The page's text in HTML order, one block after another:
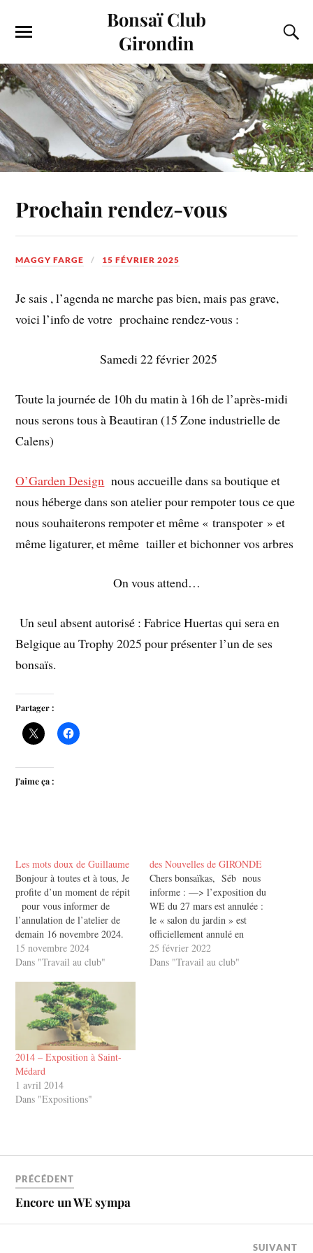
Bonsaï Club
Girondin
Prochain rendez-vous
MAGGY FARGE 15 FÉVRIER 2025
Je sais , l’agenda ne marche pas bien, mais pas grave,
voici l’info de votre prochaine rendez-vous :
Samedi 22 février 2025
Toute la journée de 10h du matin à 16h de l’après-midi
nous serons tous à Beautiran (15 Zone industrielle de
Calens)
O’Garden Design nous accueille dans sa boutique et
nous héberge dans son atelier pour rempoter tous ce que
nous souhaiterons rempoter et même « transpoter » et
même ligaturer, et même tailler et bichonner vos arbres
On vous attend…
Un seul absent autorisé : Fabrice Huertas qui sera en
Belgique au Trophy 2025 pour présenter l’un de ses
bonsaïs.
Partager :
J’aime ça :
Les mots doux de Guillaume
Bonjour à toutes et à tous, Je
profite d’un moment de répit
pour vous informer de
l’annulation de l’atelier de
demain 16 novembre 2024.
Nous en avons discuté avec
tous ceux qui étaient présents
de l’exposition du Bonsaï
Club Girondin Compte tenu
du franc…
15 novembre 2024
Dans "Travail au club"
des Nouvelles de GIRONDE
Chers bonsaïkas, Séb nous
informe : —> l’exposition du
WE du 27 mars est annulée :
le « salon du jardin » est
officiellement annulé en
raison d’un manque
d’exposants professionnels.
25 février 2022
Dans "Travail au club"
2014 – Exposition à Saint-
Médard
1 avril 2014
Dans "Expositions"
PRÉCÉDENT
Encore un WE sympa
SUIVANT